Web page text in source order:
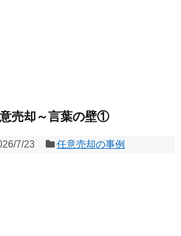
売却～言葉の壁①
7/23 任意売却の事例